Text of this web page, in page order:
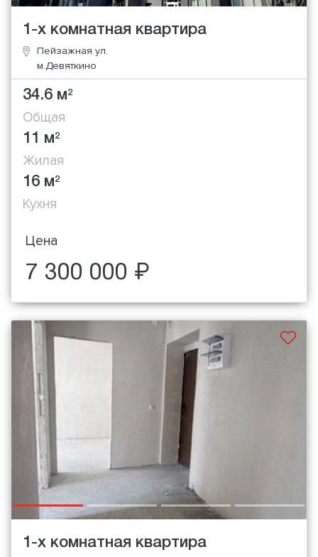
1-х комнатная квартира
Пейзажная ул.
м.Девяткино
34.6 м2
Общая
11 м2
Жилая
16 м2
Кухня
Цена
7 300 000 ₽
1-х комнатная квартира